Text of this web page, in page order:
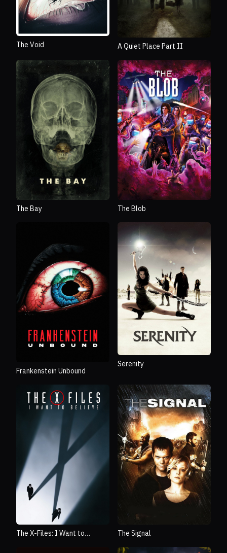
The Void A Quiet Place Part II
The Bay The Blob
Frankenstein Unbound
Serenity
The X-Files: I Want to
The Signal